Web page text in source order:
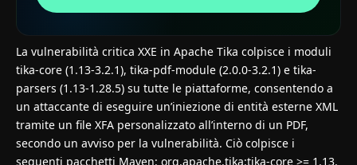
La vulnerabilità critica XXE in Apache Tika colpisce i moduli
tika-core (1.13-3.2.1), tika-pdf-module (2.0.0-3.2.1) e tika-
parsers (1.13-1.28.5) su tutte le piattaforme, consentendo a
un attaccante di eseguire un’iniezione di entità esterne XML
tramite un file XFA personalizzato all’interno di un PDF,
secondo un avviso per la vulnerabilità. Ciò colpisce i
seguenti pacchetti Maven: org.apache.tika:tika-core >= 1.13,